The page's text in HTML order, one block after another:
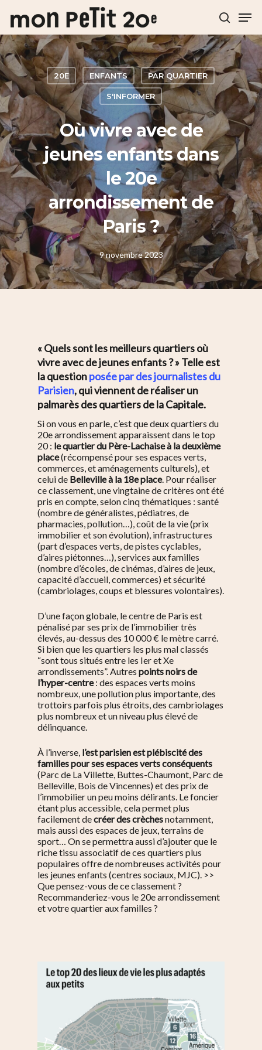
Hit enter to search or ESC to close
20E ENFANTS PAR QUARTIER
S'INFORMER
Où vivre avec de
jeunes enfants dans
le 20e
arrondissement de
Paris ?
9 novembre 2023
« Quels sont les meilleurs quartiers où
vivre avec de jeunes enfants ? » Telle est
la questionposée par des journalistes du
Parisien, qui viennent de réaliser un
palmarès des quartiers de la Capitale.
Si on vous en parle, c’est que deux quartiers du
20e arrondissement apparaissent dans le top
20 : le quartier du Père-Lachaise à la deuxième
place(récompensé pour ses espaces verts,
commerces, et aménagements culturels), et
celui de Belleville à la 18e place. Pour réaliser
ce classement, une vingtaine de critères ont été
pris en compte, selon cinqthématiques : santé
(nombre de généralistes, pédiatres, de
pharmacies, pollution…), coût de la vie (prix
immobilier et son évolution), infrastructures
(part d’espaces verts, de pistes cyclables,
d’aires piétonnes…), services aux familles
(nombre d’écoles, de cinémas, d’aires de jeux,
capacité d’accueil, commerces) et sécurité
(cambriolages, coups et blessures volontaires).
D’une façon globale, le centre de Paris est
pénalisé par ses prix de l’immobilier très
élevés, au-dessus des 10 000 € le mètre carré.
Si bien que les quartiers les plus mal classés
“sont tous situés entre les Ier et Xe
arrondissements”. Autres points noirs de
l’hyper-centre: des espaces verts moins
nombreux, une pollution plus importante, des
trottoirs parfois plus étroits, des cambriolages
plus nombreux et un niveau plus élevé de
délinquance.
À l’inverse, l’est parisien est plébiscité des
familles pour ses espaces verts conséquents
(Parc de La Villette, Buttes-Chaumont, Parc de
Belleville, Bois de Vincennes) et des prix de
l’immobilier un peu moins délirants. Le foncier
étant plus accessible, cela permet plus
facilement decréer des crèchesnotamment,
mais aussi des espaces de jeux, terrains de
sport… On se permettra aussi d’ajouter que le
riche tissu associatif de ces quartiers plus
populaires offre de nombreuses activités pour
les jeunes enfants (centres sociaux, MJC). >>
Que pensez-vous de ce classement ?
Recommanderiez-vous le 20e arrondissement
et votre quartier aux familles ?